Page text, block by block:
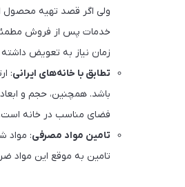
ولی اگر قصد تهیه محصول
خدمات پس از فروش
زمان نیاز به تعویض داشته
تطابق با خانه‌های ایرانی
فضای مناسب در خانه است.
تامین مواد مصرفی: مواد
تامین به موقع این مواد